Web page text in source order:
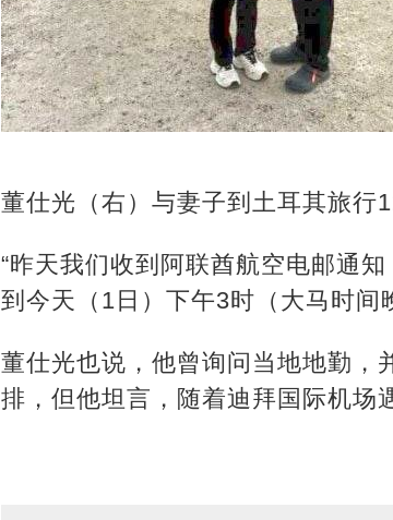
董仕光（右）与妻子到土耳其旅行
“昨天我们收到阿联酋航空电邮通
到今天（1日）下午3时（大马时间
董仕光也说，他曾询问当地地勤，
排，但他坦言，随着迪拜国际机场